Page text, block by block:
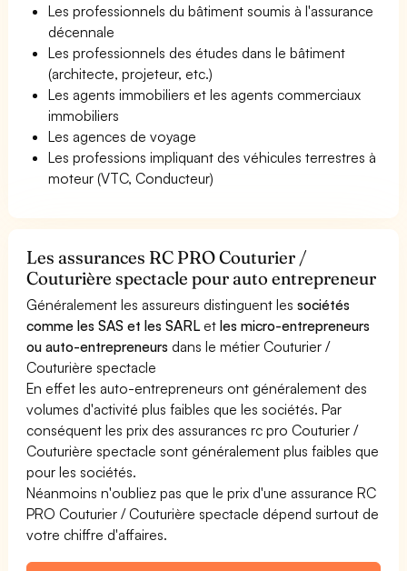
Les professionnels du bâtiment soumis à l'assurance
décennale
Les professionnels des études dans le bâtiment
(architecte, projeteur, etc.)
Les agents immobiliers et les agents commerciaux
immobiliers
Les agences de voyage
Les professions impliquant des véhicules terrestres à
moteur (VTC, Conducteur)
Les assurances RC PRO Couturier /
Couturière spectacle pour auto entrepreneur
Généralement les assureurs distinguent lessociétés
comme les SAS et les SARL etles micro-entrepreneurs
ou auto-entrepreneurs dans le métier Couturier /
Couturière spectacle
En effet les auto-entrepreneurs ont généralement des
volumes d'activité plus faibles que les sociétés. Par
conséquent les prix des assurances rc pro Couturier /
Couturière spectacle sont généralement plus faibles que
pour les sociétés.
Néanmoins n'oubliez pas que le prix d'une assurance RC
PRO Couturier / Couturière spectacle dépend surtout de
votre chiffre d'affaires.